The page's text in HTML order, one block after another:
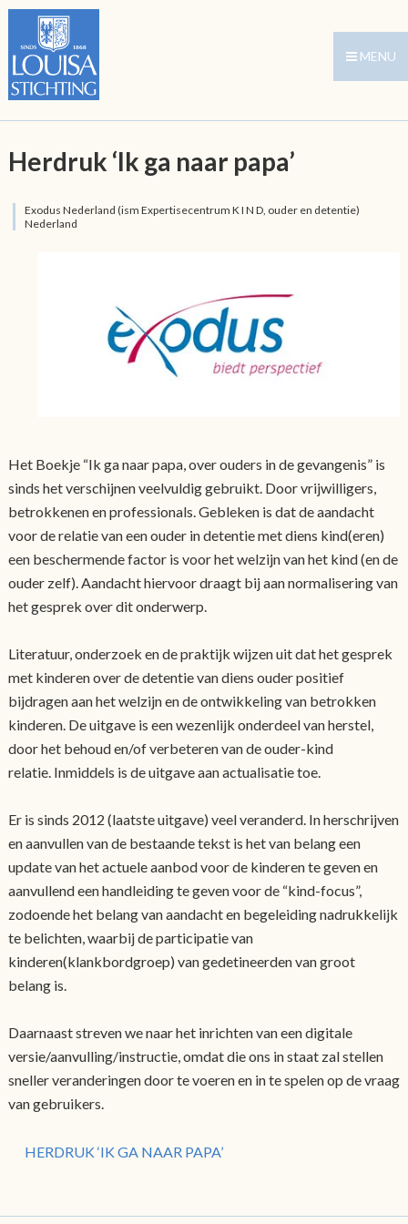
MENU
Herdruk ‘Ik ga naar papa’
Exodus Nederland (ism Expertisecentrum K I N D, ouder en detentie)
Nederland
Het Boekje “Ik ga naar papa, over ouders in de gevangenis” is
sinds het verschijnen veelvuldig gebruikt. Door vrijwilligers,
betrokkenen en professionals. Gebleken is dat de aandacht
voor de relatie van een ouder in detentie met diens kind(eren)
een beschermende factor is voor het welzijn van het kind (en de
ouder zelf). Aandacht hiervoor draagt bij aan normalisering van
het gesprek over dit onderwerp.
Literatuur, onderzoek en de praktijk wijzen uit dat het gesprek
met kinderen over de detentie van diens ouder positief
bijdragen aan het welzijn en de ontwikkeling van betrokken
kinderen. De uitgave is een wezenlijk onderdeel van herstel,
door het behoud en/of verbeteren van de ouder-kind
relatie. Inmiddels is de uitgave aan actualisatie toe.
Er is sinds 2012 (laatste uitgave) veel veranderd. In herschrijven
en aanvullen van de bestaande tekst is het van belang een
update van het actuele aanbod voor de kinderen te geven en
aanvullend een handleiding te geven voor de “kind-focus”,
zodoende het belang van aandacht en begeleiding nadrukkelijk
te belichten, waarbij de participatie van
kinderen(klankbordgroep) van gedetineerden van groot
belang is.
Daarnaast streven we naar het inrichten van een digitale
versie/aanvulling/instructie, omdat die ons in staat zal stellen
sneller veranderingen door te voeren en in te spelen op de vraag
van gebruikers.
HERDRUK ‘IK GA NAAR PAPA’